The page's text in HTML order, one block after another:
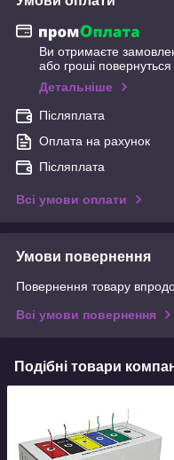
Ви отримаєте
або гроші
Детальніше
Післяплата
Оплата на рахунок
Післяплата
Всі умови оплати
Умови повернення
Повернення товару
Всі умови повернення
Подібні товари